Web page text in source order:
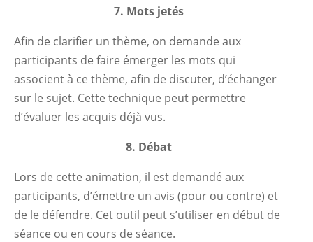
7. Mots jetés
Afin de clarifier un thème, on demande aux
participants de faire émerger les mots qui
associent à ce thème, afin de discuter, d’échanger
sur le sujet. Cette technique peut permettre
d’évaluer les acquis déjà vus.
8. Débat
Lors de cette animation, il est demandé aux
participants, d’émettre un avis (pour ou contre) et
de le défendre. Cet outil peut s’utiliser en début de
séance ou en cours de séance.